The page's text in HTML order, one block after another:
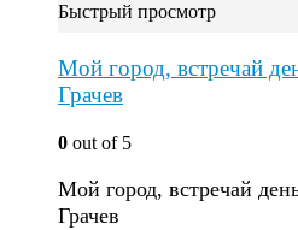
Быстрый просмотр
Мой город, встречай
Грачев
0 out of 5
Мой город, встречай
Грачев